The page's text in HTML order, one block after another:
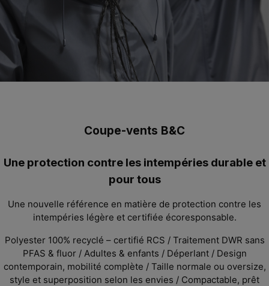
Coupe-vents B&C
Une protection contre les intempéries durable et
pour tous
Une nouvelle référence en matière de protection contre les
intempéries légère et certifiée écoresponsable.
Polyester 100% recyclé – certifié RCS / Traitement DWR sans
PFAS & fluor/ Adultes & enfants / Déperlant/ Design
contemporain, mobilité complète / Taille normale ou oversize,
style et superposition selon les envies / Compactable, prêt